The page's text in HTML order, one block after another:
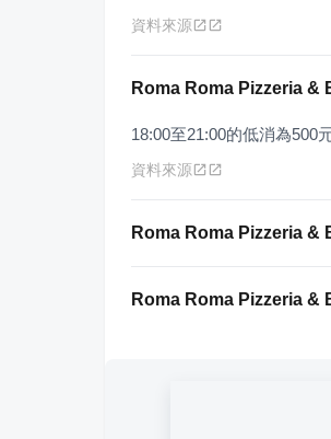
資料來源
Roma Roma Pizzeria &
18:00至21:00的低消為500
資料來源
Roma Roma Pizzeria &
Roma Roma Pizzeria &